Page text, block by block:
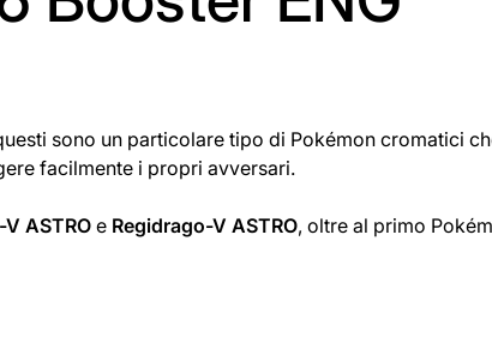
sono un particolare tipo di Pokémon cromatici
facilmente i propri avversari.
ASTRO e Regidrago-V ASTRO, oltre al primo